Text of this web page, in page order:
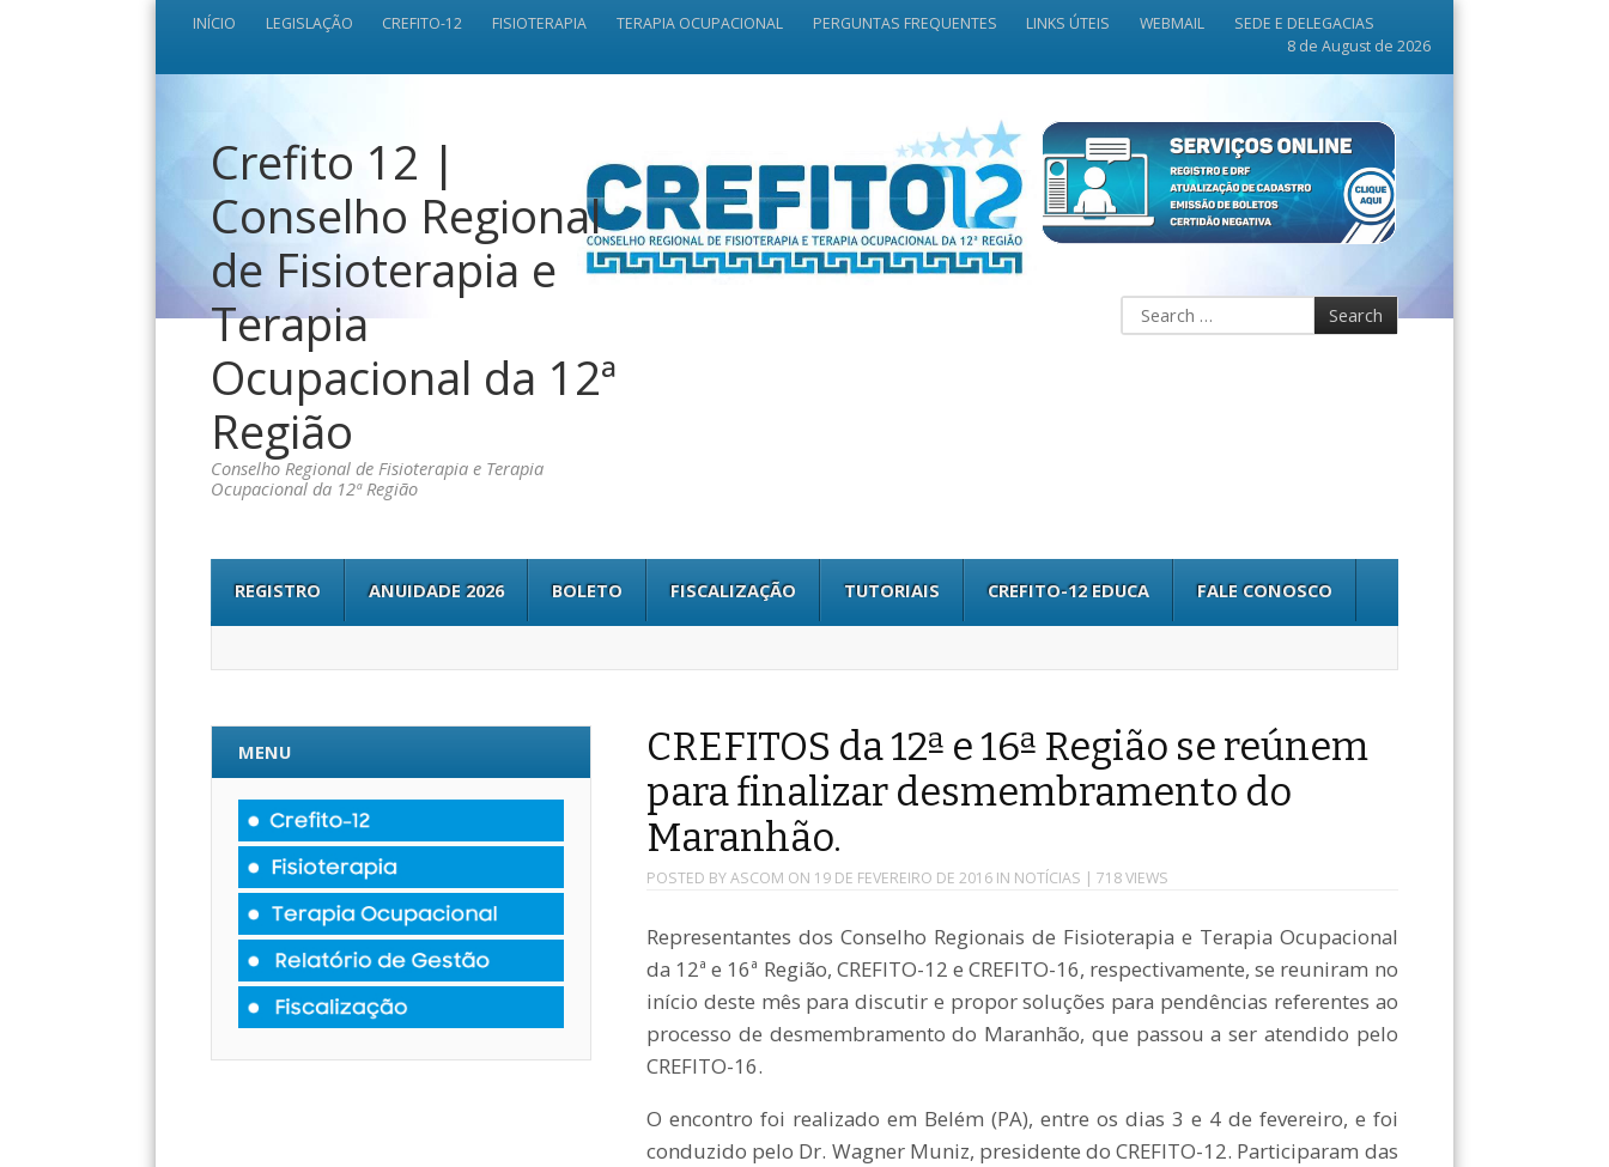
INÍCIO LEGISLAÇÃO CREFITO-12 FISIOTERAPIA TERAPIA OCUPACIONAL PERGUNTAS FREQUENTES LINKS ÚTEIS WEBMAIL
SEDE E DELEGACIAS
8 de August de 2026
Crefito 12 |
Conselho Regional
de Fisioterapia e
Terapia
Ocupacional da 12ª
Região
Conselho Regional de Fisioterapia e Terapia
Ocupacional da 12ª Região
REGISTRO ANUIDADE 2026 BOLETO FISCALIZAÇÃO TUTORIAIS CREFITO-12 EDUCA FALE CONOSCO
CREFITOS da 12ª e 16ª Região se reúnem
para finalizar desmembramento do
Maranhão.
POSTED BYASCOM ON 19 DE FEVEREIRO DE 2016IN NOTÍCIAS | 718 VIEWS
Representantes dos Conselho Regionais de Fisioterapia e Terapia Ocupacional
da 12ª e 16ª Região, CREFITO-12 e CREFITO-16, respectivamente, se reuniram no
início deste mês para discutir e propor soluções para pendências referentes ao
processo de desmembramento do Maranhão, que passou a ser atendido pelo
CREFITO-16.
O encontro foi realizado em Belém (PA), entre os dias 3 e 4 de fevereiro, e foi
conduzido pelo Dr. Wagner Muniz, presidente do CREFITO-12. Participaram das
MENU